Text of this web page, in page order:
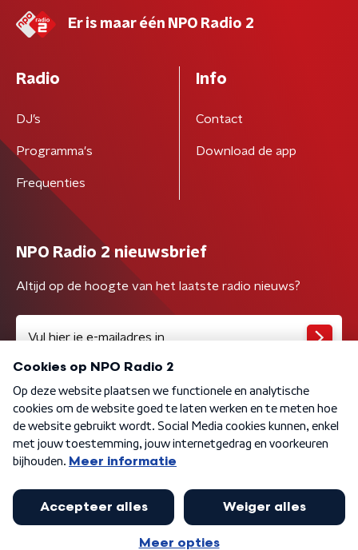
Er is maar één NPO Radio 2
Radio
DJ’s
Programma's
Frequenties
Info
Contact
Download de app
NPO Radio 2 nieuwsbrief
Altijd op de hoogte van het laatste radio nieuws?
Algemene voorwaarden